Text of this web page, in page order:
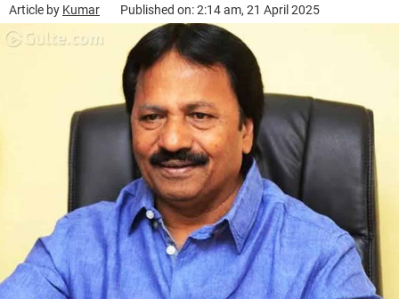
Article by Kumar Published on: 2:14 am, 21 April 2025